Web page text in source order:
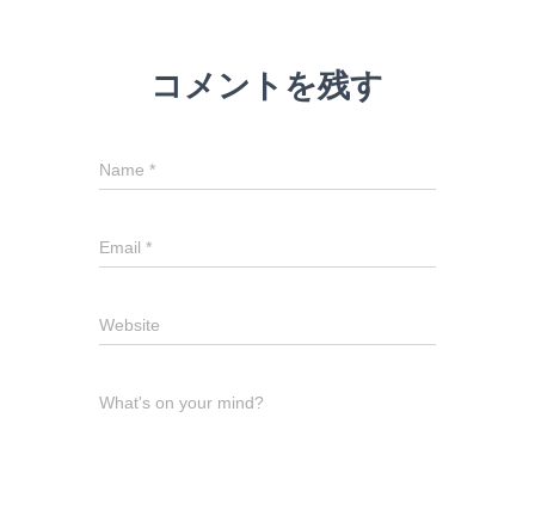
コメントを残す
Name *
Email *
Website
What's on your mind?